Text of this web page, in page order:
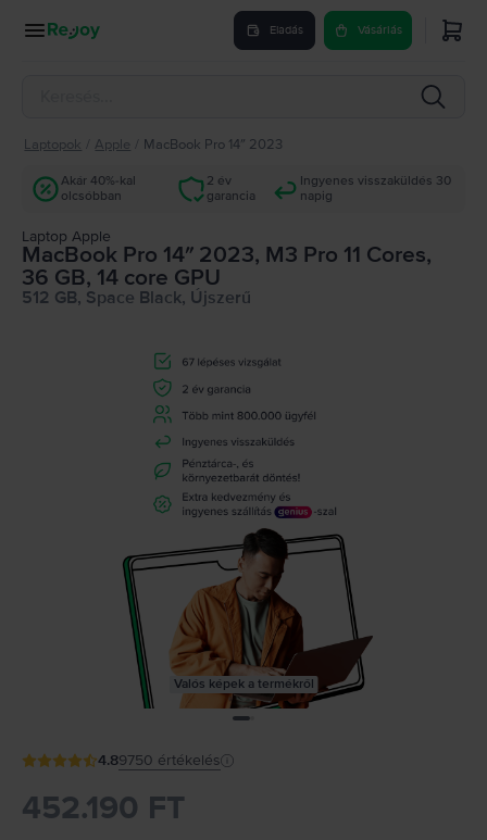
Eladás Vásárlás
Laptopok Apple MacBook Pro 14″ 2023
Akár 40%-kal
olcsóbban
2 év
garancia
Ingyenes visszaküldés 30
napig
Laptop Apple
MacBook Pro 14″ 2023, M3 Pro 11 Cores,
36 GB, 14 core GPU
512 GB, Space Black, Újszerű
Valós képek a termékről
4.89750 értékelés
452.190 FT